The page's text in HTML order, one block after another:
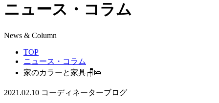
ニュース・コラム
News & Column
TOP
ニュース・コラム
家のカラーと家具🪑🛌
2021.02.10 コーディネーターブログ